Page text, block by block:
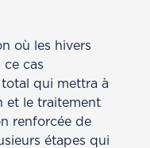
où les hivers
cas
total qui mettra à
et le traitement
renforcée de
étapes qui